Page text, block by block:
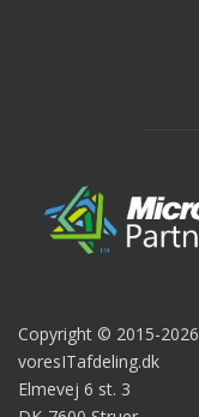
Copyright © 2015-2026
voresITafdeling.dk
Elmevej 6 st. 3